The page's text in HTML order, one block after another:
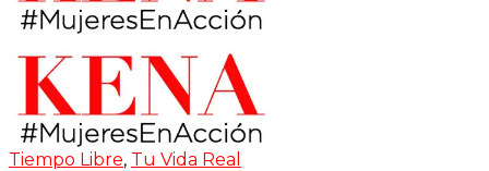
Tiempo Libre, Tu Vida Real